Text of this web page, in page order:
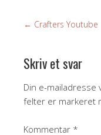
← Crafters Youtube
Skriv et svar
Din e-mailadresse
felter er markeret
Kommentar *